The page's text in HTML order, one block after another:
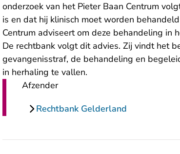
onderzoek van het Pieter Baan Centrum
is en dat hij klinisch moet worden
Centrum adviseert om deze behandeling in
De rechtbank volgt dit advies. Zij vindt het
gevangenisstraf, de behandeling en
in herhaling te vallen.
Afzender
Rechtbank Gelderland